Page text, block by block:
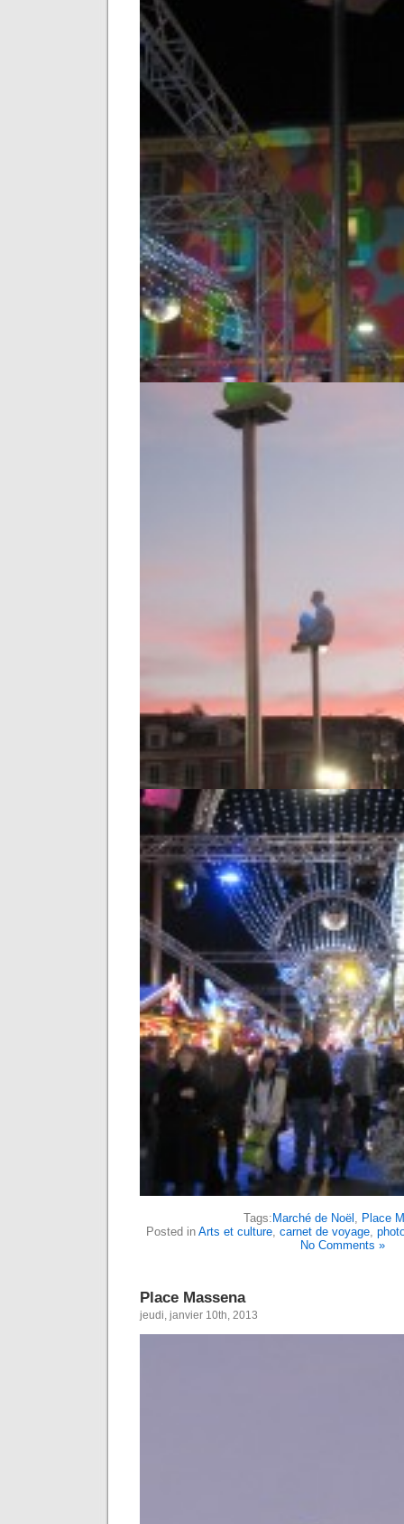
Tags: Marché de Noël
Place
Posted in Arts et culture, carnet de voyage,
No Comments »
Place Massena
jeudi, janvier 10th, 2013